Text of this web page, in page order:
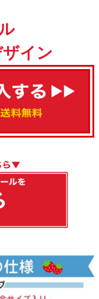
イン